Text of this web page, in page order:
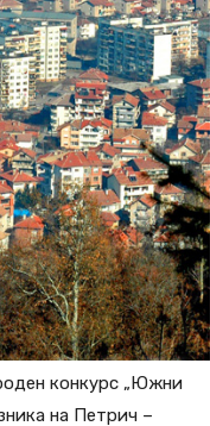
конкурс „Южни
на Петрич –